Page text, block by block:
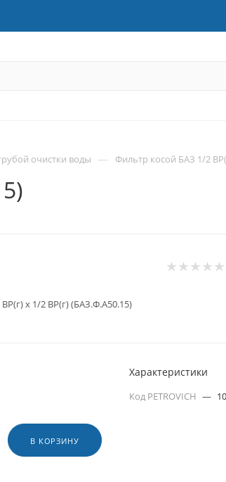
очистки воды — Фильтр косой БАЗ 1/2
х 1/2 ВР(г) (БАЗ.Ф.А50.15)
В КОРЗИНУ
Характеристики
Код PETROVICH —